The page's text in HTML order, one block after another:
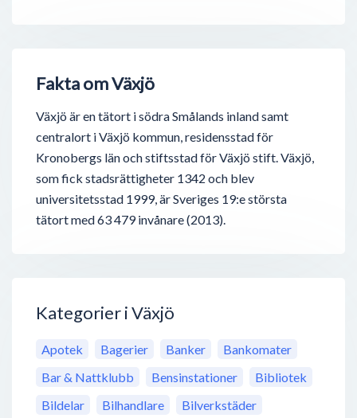
Fakta om Växjö
Växjö är en tätort i södra Smålands inland samt
centralort i Växjö kommun, residensstad för
Kronobergs län och stiftsstad för Växjö stift. Växjö,
som fick stadsrättigheter 1342 och blev
universitetsstad 1999, är Sveriges 19:e största
tätort med 63 479 invånare (2013).
Kategorier i Växjö
Apotek Bagerier Banker
Bankomater
Bar & Nattklubb
Bensinstationer
Bibliotek
Bildelar
Bilhandlare
Bilverkstäder